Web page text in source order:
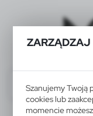
Szanujemy Twoją
cookies lub
momencie